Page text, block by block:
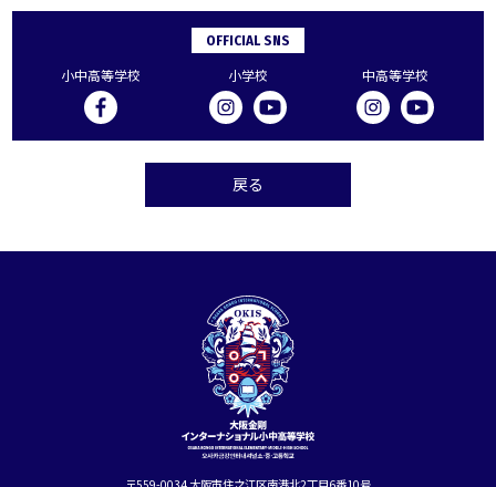
OFFICIAL SNS
小中高等学校 小学校 中高等学校
戻る